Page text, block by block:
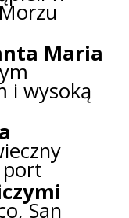
Maria
i wysoką
port
San